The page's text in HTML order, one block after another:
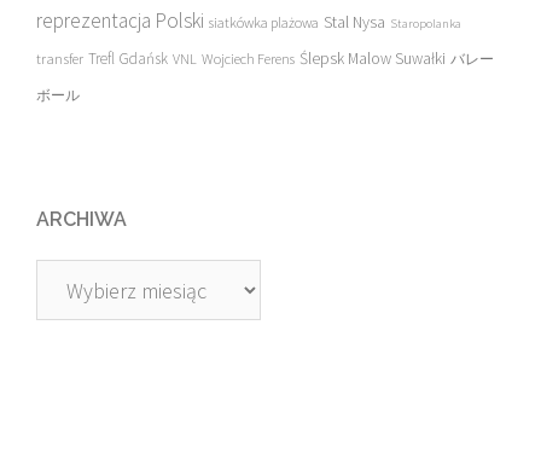
reprezentacja Polski siatkówka plażowa Stal Nysa Staropolanka
transfer Trefl Gdańsk VNL Wojciech Ferens Ślepsk Malow Suwałki バレー
ボール
ARCHIWA
Archiwa